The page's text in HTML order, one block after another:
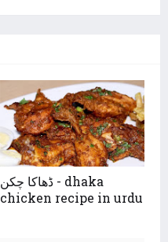
ڈھاکا چکن - dhaka
chicken recipe in urdu